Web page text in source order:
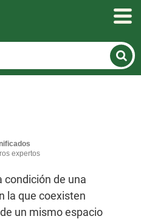
expertos
condición de una
la que coexisten
un mismo espacio